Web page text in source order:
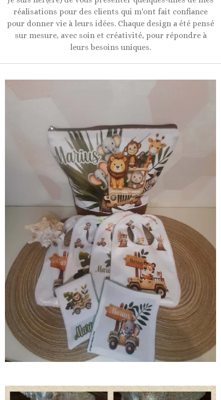
réalisations pour des clients qui m'ont fait confiance
pour donner vie à leurs idées. Chaque design a été pensé
sur mesure, avec soin et créativité, pour répondre à
leurs besoins uniques.